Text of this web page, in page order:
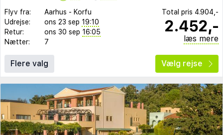
Flyv fra: Aarhus - Korfu
Udrejse:
ons 23 sep 19:10
Retur:
ons 30 sep 16:05
Nætter:
7
Total pris 4.904,-
2.452,-
læs mere
Flere valg Vælg rejse